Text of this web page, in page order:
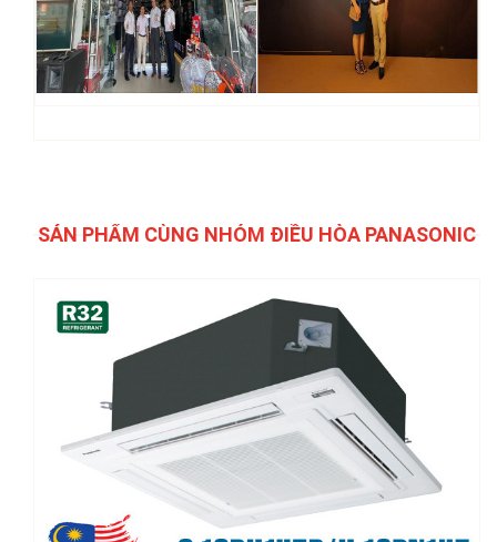
SẢN PHẨM CÙNG NHÓM ĐIỀU HÒA PANASONIC